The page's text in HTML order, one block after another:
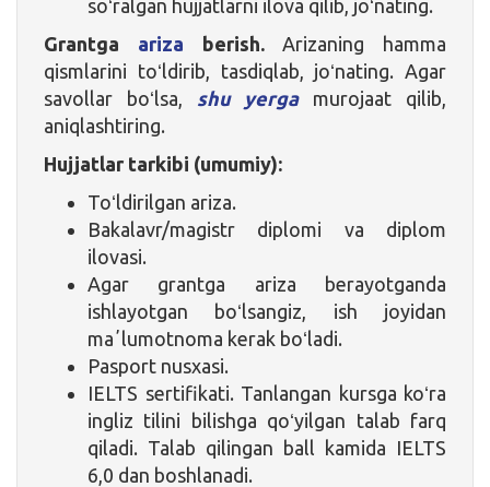
soʻralgan hujjatlarni ilova qilib, joʻnating.
Grantga
ariza berish.Arizaning hamma
qismlarini toʻldirib, tasdiqlab, joʻnating. Agar
savollar boʻlsa, shu yergamurojaat qilib,
aniqlashtiring.
Hujjatlar tarkibi (umumiy):
Toʻldirilgan ariza.
Bakalavr/magistr diplomi va diplom
ilovasi.
Agar grantga ariza berayotganda
ishlayotgan boʻlsangiz, ish joyidan
maʼlumotnoma kerak boʻladi.
Pasport nusxasi.
IELTS sertifikati. Tanlangan kursga koʻra
ingliz tilini bilishga qoʻyilgan talab farq
qiladi. Talab qilingan ball kamida IELTS
6,0 dan boshlanadi.